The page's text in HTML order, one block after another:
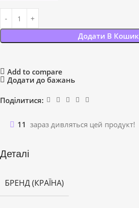
Додати В Кошик
Add to compare
Додати до бажань
Поділитися:
11 зараз дивляться цей продукт!
Деталі
БРЕНД (КРАЇНА)